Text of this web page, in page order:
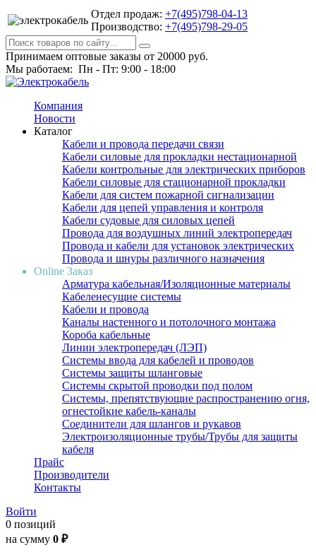
Отдел продаж: +7(495)798-04-13
Производство: +7(495)798-29-05
Принимаем оптовые заказы от 20000 руб.
Мы работаем: Пн - Пт: 9:00 - 18:00
Компания
Новости
Каталог
Кабели и провода передачи связи
Кабели силовые для прокладки нестационарной
Кабели контрольные для электрических приборов
Кабели силовые для стационарной прокладки
Кабели для систем пожарной сигнализации
Кабели для цепей управления и контроля
Кабели судовые для силовых цепей
Провода для воздушных линий электропередач
Провода и кабели для установок электрических
Провода и шнуры различного назначения
Online Заказ
Арматура кабельная/Изоляционные материалы
Кабеленесущие системы
Кабели и провода
Каналы настенного и потолочного монтажа
Короба кабельные
Линии электропередач (ЛЭП)
Системы ввода для кабелей и проводов
Системы защиты шланговые
Системы скрытой проводки под полом
Системы, препятствующие распространению огня,
огнестойкие кабель-каналы
Соединители для шлангов и рукавов
Электроизоляционные трубы/Трубы для защиты
кабеля
Прайс
Производители
Контакты
Войти
0 позиций
на сумму 0 ₽